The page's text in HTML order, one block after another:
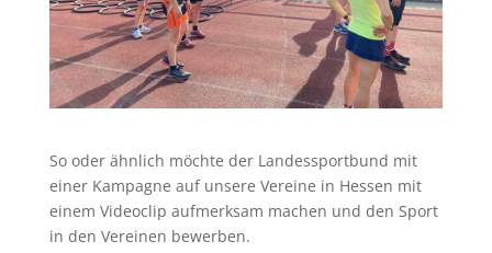
So oder ähnlich möchte der Landessportbund mit
einer Kampagne auf unsere Vereine in Hessen mit
einem Videoclip aufmerksam machen und den Sport
in den Vereinen bewerben.